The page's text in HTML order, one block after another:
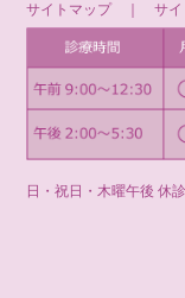
サイトマップ｜サ
日・祝日・木曜午後 休